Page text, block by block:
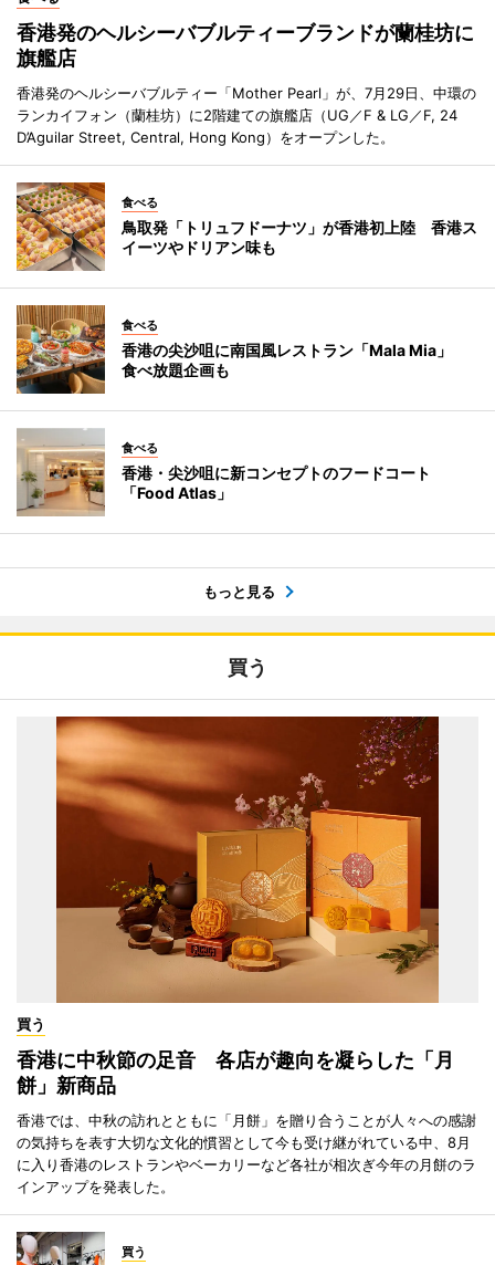
香港発のヘルシーバブルティーブランドが蘭桂坊に
旗艦店
香港発のヘルシーバブルティー「Mother Pearl」が、7月29日、中環の
ランカイフォン（蘭桂坊）に2階建ての旗艦店（UG／F & LG／F, 24
D’Aguilar Street, Central, Hong Kong）をオープンした。
食べる
鳥取発「トリュフドーナツ」が香港初上陸 香港ス
イーツやドリアン味も
食べる
香港の尖沙咀に南国風レストラン「Mala Mia」
食べ放題企画も
食べる
香港・尖沙咀に新コンセプトのフードコート
「Food Atlas」
もっと見る
買う
買う
香港に中秋節の足音 各店が趣向を凝らした「月
餅」新商品
香港では、中秋の訪れとともに「月餅」を贈り合うことが人々への感謝
の気持ちを表す大切な文化的慣習として今も受け継がれている中、8月
に入り香港のレストランやベーカリーなど各社が相次ぎ今年の月餅のラ
インアップを発表した。
買う